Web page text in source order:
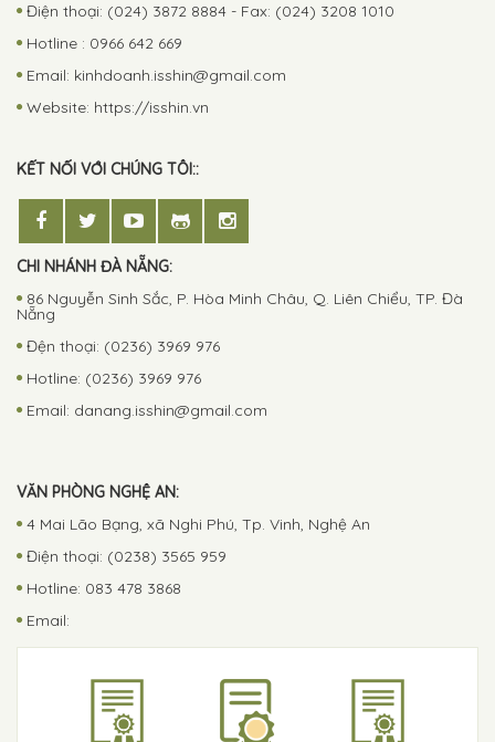
Điện thoại: (024) 3872 8884 - Fax: (024) 3208 1010
Hotline : 0966 642 669
Email: kinhdoanh.isshin@gmail.com
Website: https://isshin.vn
KẾT NỐI VỚI CHÚNG TÔI::
CHI NHÁNH ĐÀ NẴNG:
86 Nguyễn Sinh Sắc, P. Hòa Minh Châu, Q. Liên Chiểu, TP. Đà
Nẵng
Đện thoại: (0236) 3969 976
Hotline: (0236) 3969 976
Email: danang.isshin@gmail.com
VĂN PHÒNG NGHỆ AN:
4 Mai Lão Bạng, xã Nghi Phú, Tp. Vinh, Nghệ An
Điện thoại: (0238) 3565 959
Hotline: 083 478 3868
Email: